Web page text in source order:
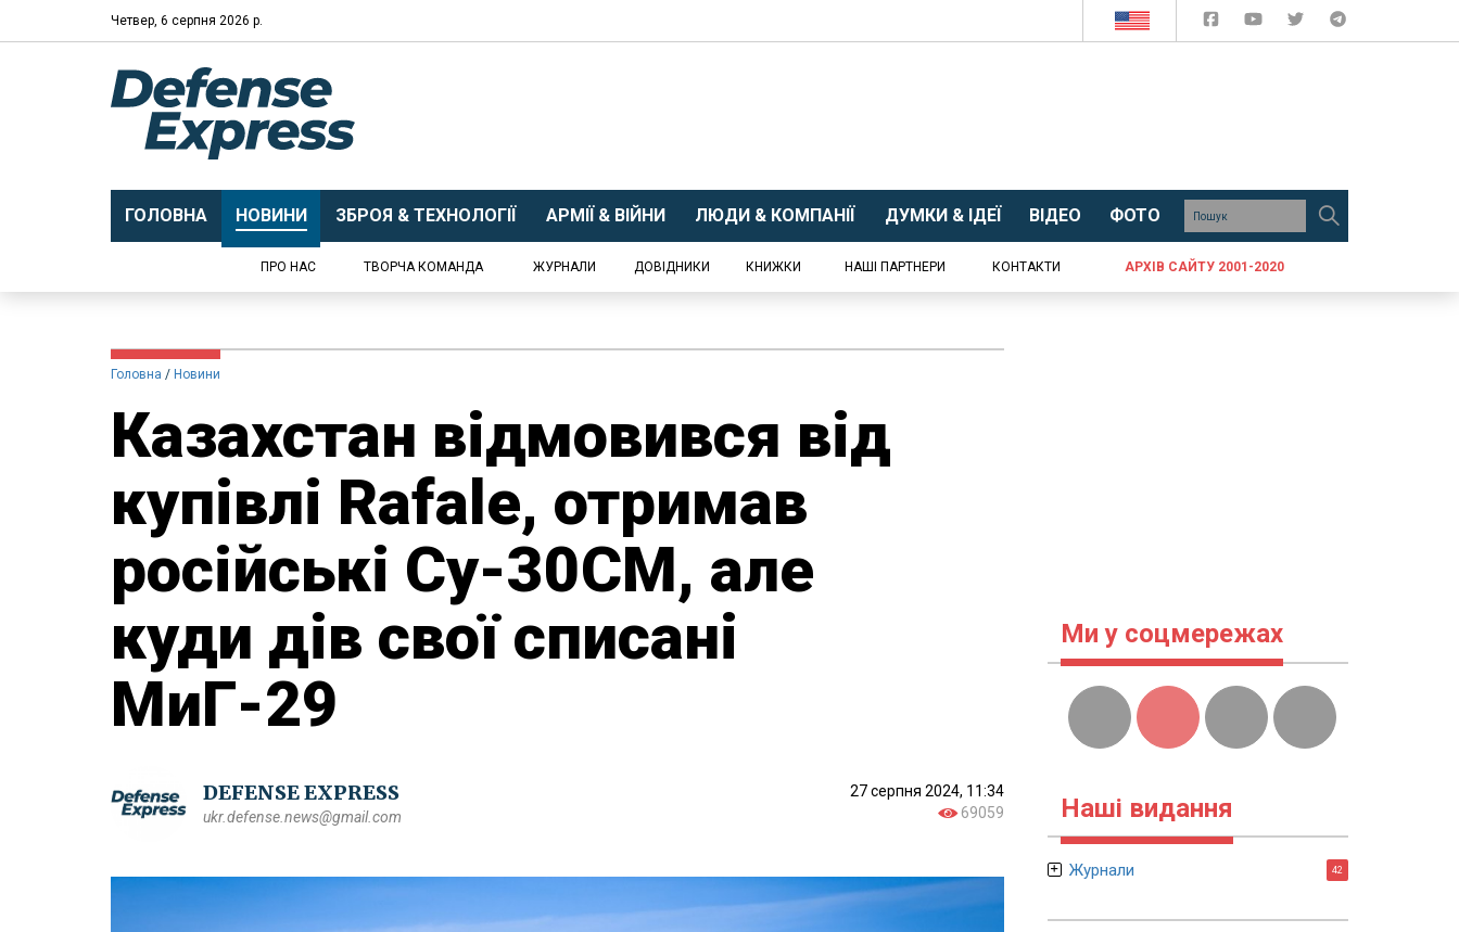
Четвер, 6 серпня 2026 р.
ГОЛОВНА НОВИНИ ЗБРОЯ & ТЕХНОЛОГІЇ АРМІЇ & ВІЙНИ ЛЮДИ & КОМПАНІЇ ДУМКИ & ІДЕЇ ВІДЕО ФОТО
ПРО НАС ТВОРЧА КОМАНДА ЖУРНАЛИ ДОВІДНИКИ КНИЖКИ НАШІ ПАРТНЕРИ КОНТАКТИ АРХІВ САЙТУ 2001-2020
Головна Новини
Казахстан відмовився від
купівлі Rafale, отримав
російські Су-30СМ, але
куди дів свої списані
МиГ-29
DEFENSE EXPRESS
ukr.defense.news@gmail.com
27 серпня 2024, 11:34
69059
Ми у соцмережах
Наші видання
Журнали 42